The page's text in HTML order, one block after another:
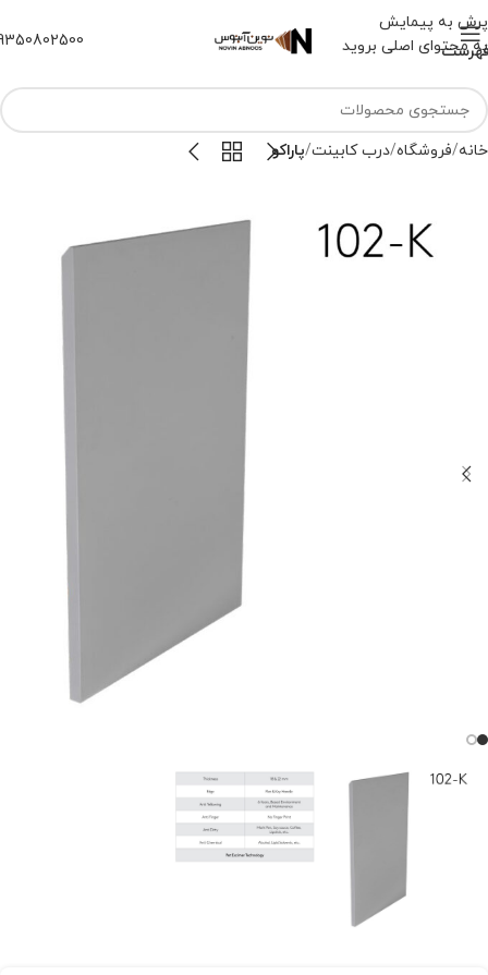
پرش به پیمایش
به محتوای اصلی بروید
خانه فروشگاه درب کابینت پاراکو